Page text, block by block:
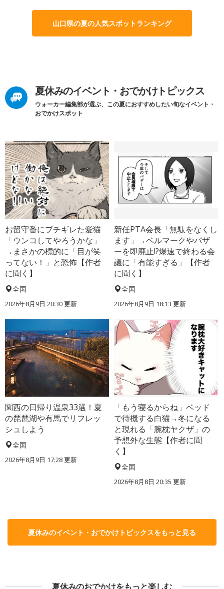
山口県の夏の人気スポットランキング
夏休みのイベント・おでかけトピックス
ウォーカー編集部が選ぶ、この夏におすすめしたい旬なイベント・
おでかけスポット
お留守番にブチギレた愛猫
「ウンコしてやろうかな」
→まさかの標的に「目が笑
ってない！」と恐怖【作者
に聞く】
全国
2026年8月9日 20:30更新
新任PTA会長「無駄をなくし
ます」→ベルマークやバザ
ーを即廃止!?爆速で終わる会
議に「有能すぎる」【作者
に聞く】
全国
2026年8月9日 18:13 更新
関西の日帰り温泉33選！夏
の琵琶湖や有馬でリフレッ
シュしよう
全国
2026年8月9日 17:28更新
「もう寝るからね」ベッド
で待機する白猫→冬になる
と現れる「腕枕ヤクザ」の
予想外な生態【作者に聞
く】
全国
2026年8月8日 20:35 更新
夏休みのイベント・おでかけトピックスをもっと見る
夏休みのおでかけをもっと楽しむ